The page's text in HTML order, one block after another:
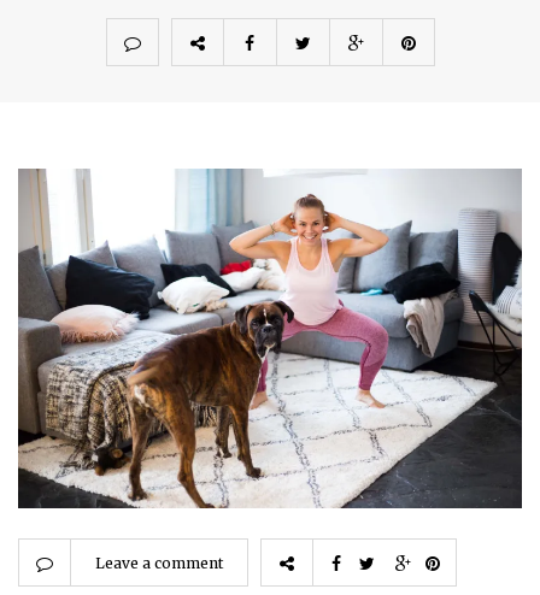
Leave a comment